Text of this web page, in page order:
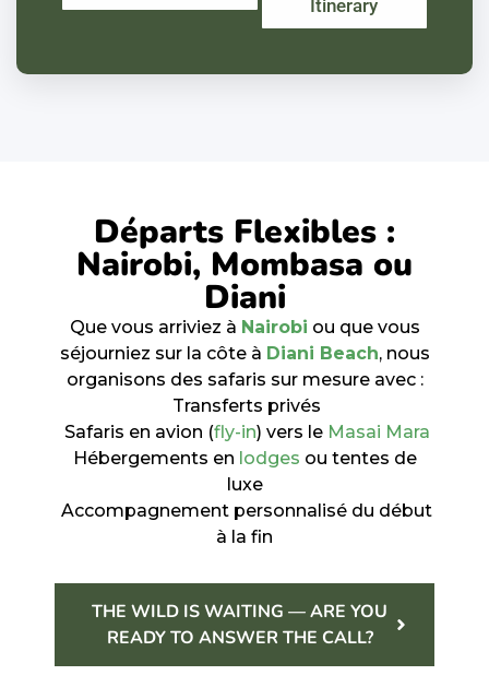
Itinerary
Départs Flexibles :
Nairobi, Mombasa ou
Diani
Que vous arriviez à Nairobi ou que vous
séjourniez sur la côte à Diani Beach, nous
organisons des safaris sur mesure avec :
Transferts privés
Safaris en avion (fly-in) vers le Masai Mara
Hébergements en lodges ou tentes de
luxe
Accompagnement personnalisé du début
à la fin
THE WILD IS WAITING — ARE YOU
READY TO ANSWER THE CALL?